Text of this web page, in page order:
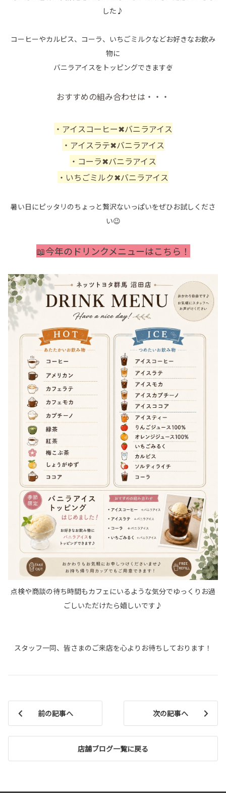
した♪
コーヒーやカルピス、コーラ、いちごミルクなどお好きなお飲み
物に
バニラアイスをトッピングできます🍨
おすすめの組み合わせは・・・
・アイスコーヒー✖バニラアイス
・アイスラテ✖バニラアイス
・コーラ✖バニラアイス
・いちごミルク✖バニラアイス
暑い日にピッタリのちょっと贅沢ないっぱいをぜひお試しくださ
い😉
📖今年のドリンクメニューはこちら！
点検や商談の待ち時間もカフェにいるような気分でゆっくりお過
ごしいただけたら嬉しいです♪
スタッフ一同、皆さまのご来店を心よりお待ちしております！
前の記事へ
店舗ブログ一覧に戻る
次の記事へ